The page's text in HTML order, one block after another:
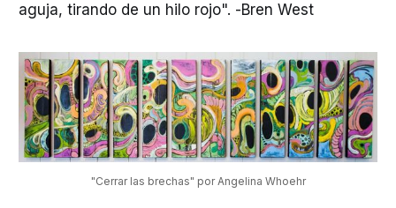
aguja, tirando de un hilo rojo". -Bren West
"Cerrar las brechas" por Angelina Whoehr